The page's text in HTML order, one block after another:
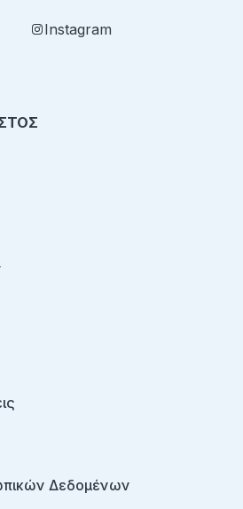
Instagram
Δεδομένων